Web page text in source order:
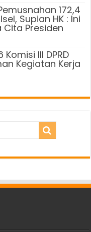
172,4
Supian HK : Ini
Cita Presiden
III DPRD
Kegiatan Kerja